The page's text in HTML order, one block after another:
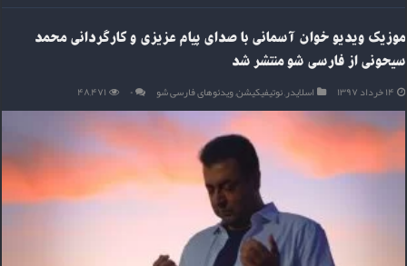
موزیک ویدیو خوان آسمانی با صدای پیام عزیزی و کارگردانی محمد
سیحونی از فارسی شو منتشر شد
۱۴ خرداد ۱۳۹۷ اسلایدر,نوتیفیکیشن,ویدئوهای فارسی شو ۰ ۴۸,۴۷۱